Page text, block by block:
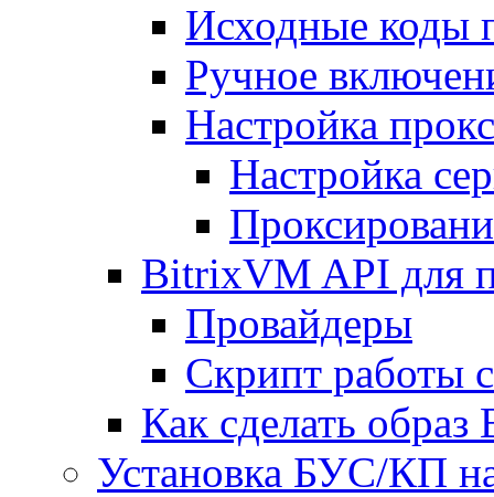
Исходные коды
Ручное
Настройка
Настройка
BitrixVM API для
Провайдеры
Скрипт работы
Как сделать
Установка БУС/КП